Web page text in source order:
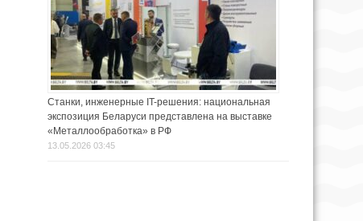
Станки, инженерные IT-решения: национальная
экспозиция Беларуси представлена на выставке
«Металлообработка» в РФ
13.05.2026 03:45